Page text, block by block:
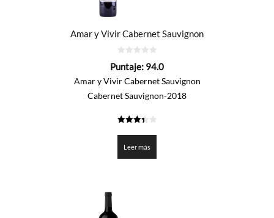
Amar y Vivir Cabernet Sauvignon
de
Puntaje: 94.0
Amar y Vivir Cabernet Sauvignon
Cabernet Sauvignon-2018
de 5
Leer más